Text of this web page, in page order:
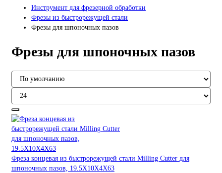
Инструмент для фрезерной обработки
Фрезы из быстрорежущей стали
Фрезы для шпоночных пазов
Фрезы для шпоночных пазов
Фреза концевая из быстрорежущей стали Milling Cutter для
шпоночных пазов, 19.5X10X4X63